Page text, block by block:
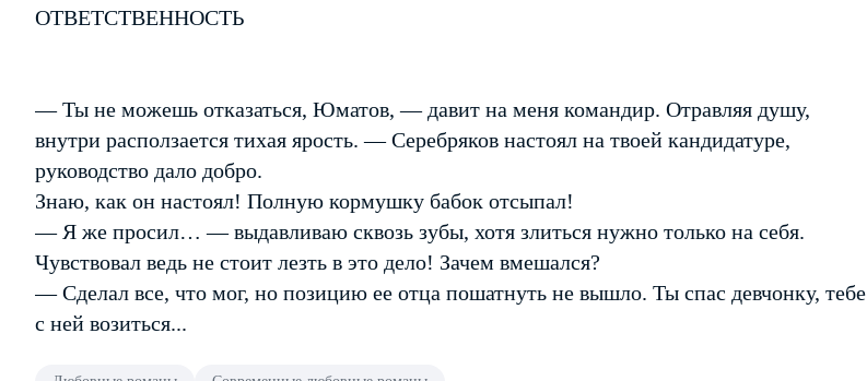
ОТВЕТСТВЕННОСТЬ
— Ты не можешь отказаться, Юматов, — давит на меня командир. Отравляя душу,
внутри расползается тихая ярость. — Серебряков настоял на твоей кандидатуре,
руководство дало добро.
Знаю, как он настоял! Полную кормушку бабок отсыпал!
— Я же просил… — выдавливаю сквозь зубы, хотя злиться нужно только на себя.
Чувствовал ведь не стоит лезть в это дело! Зачем вмешался?
— Сделал все, что мог, но позицию ее отца пошатнуть не вышло. Ты спас девчонку, тебе
с ней возиться...